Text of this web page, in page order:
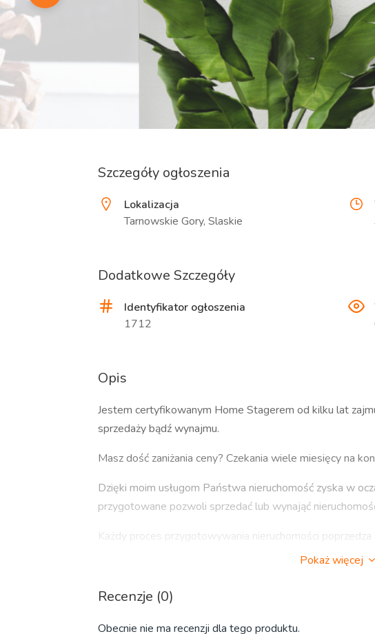
Szczegóły ogłoszenia
Lokalizacja
Tarnowskie Gory, Slaskie
Dodatkowe Szczegóły
Identyfikator ogłoszenia
1712
Opis
Jestem certyfikowanym Home Stagerem od kilku lat
sprzedaży bądź wynajmu.
Masz dość zaniżania ceny? Czekania wiele miesięcy na
Dzięki moim usługom Państwa nieruchomość zyska w
przygotowane pozwoli sprzedać lub wynająć
Każdy proces przygotowywania nieruchomości
Pokaż więcej
Recenzje (0)
Obecnie nie ma recenzji dla tego produktu.